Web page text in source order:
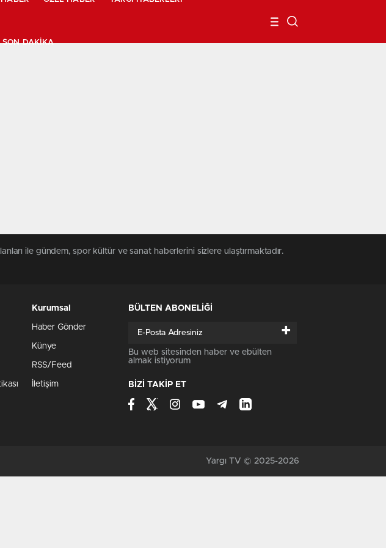
SON DAKIKA
ile gündem, spor kültür ve sanat haberlerini sizlere ulaştırmaktadır.
Kurumsal
Haber Gönder
Künye
RSS/Feed
İletişim
BÜLTEN ABONELİĞİ
+
Bu web sitesinden haber ve ebülten
almak istiyorum
BİZİ TAKİP ET
Yargı TV © 2025-2026